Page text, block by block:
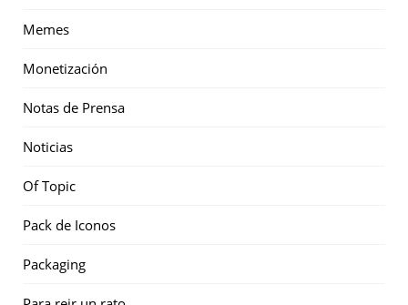
Memes
Monetización
Notas de Prensa
Noticias
Of Topic
Pack de Iconos
Packaging